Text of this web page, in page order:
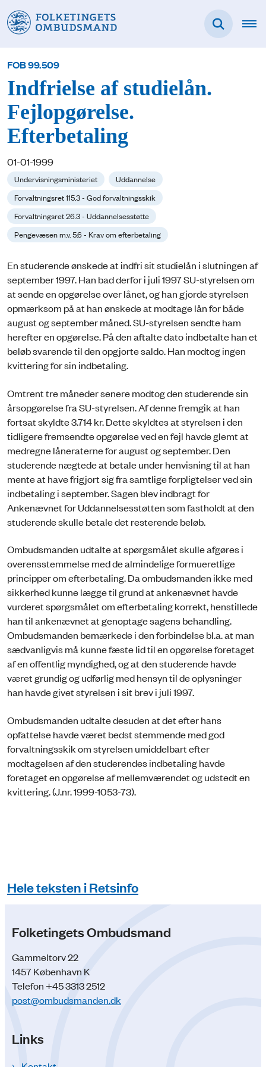
FOB 99.509
Indfrielse af studielån.
Fejlopgørelse.
Efterbetaling
01-01-1999
Undervisningsministeriet
Uddannelse
Forvaltningsret 115.3 - God forvaltningsskik
Forvaltningsret 26.3 - Uddannelsesstøtte
Pengevæsen m.v. 5.6 - Krav om efterbetaling
En studerende ønskede at indfri sit studielån i slutningen af
september 1997. Han bad derfor i juli 1997 SU-styrelsen om
at sende en opgørelse over lånet, og han gjorde styrelsen
opmærksom på at han ønskede at modtage lån for både
august og september måned. SU-styrelsen sendte ham
herefter en opgørelse. På den aftalte dato indbetalte han et
beløb svarende til den opgjorte saldo. Han modtog ingen
kvittering for sin indbetaling.
Omtrent tre måneder senere modtog den studerende sin
årsopgørelse fra SU-styrelsen. Af denne fremgik at han
fortsat skyldte 3.714 kr. Dette skyldtes at styrelsen i den
tidligere fremsendte opgørelse ved en fejl havde glemt at
medregne låneraterne for august og september. Den
studerende nægtede at betale under henvisning til at han
mente at have frigjort sig fra samtlige forpligtelser ved sin
indbetaling i september. Sagen blev indbragt for
Ankenævnet for Uddannelsesstøtten som fastholdt at den
studerende skulle betale det resterende beløb.
Ombudsmanden udtalte at spørgsmålet skulle afgøres i
overensstemmelse med de almindelige formueretlige
principper om efterbetaling. Da ombudsmanden ikke med
sikkerhed kunne lægge til grund at ankenævnet havde
vurderet spørgsmålet om efterbetaling korrekt, henstillede
han til ankenævnet at genoptage sagens behandling.
Ombudsmanden bemærkede i den forbindelse bl.a. at man
sædvanligvis må kunne fæste lid til en opgørelse foretaget
af en offentlig myndighed, og at den studerende havde
været grundig og udførlig med hensyn til de oplysninger
han havde givet styrelsen i sit brev i juli 1997.
Ombudsmanden udtalte desuden at det efter hans
opfattelse havde været bedst stemmende med god
forvaltningsskik om styrelsen umiddelbart efter
modtagelsen af den studerendes indbetaling havde
foretaget en opgørelse af mellemværendet og udstedt en
kvittering. (J.nr. 1999-1053-73).
Hele teksten i Retsinfo
Folketingets Ombudsmand
Gammeltorv 22
1457 København K
Telefon +45 3313 2512
post@ombudsmanden.dk
Links